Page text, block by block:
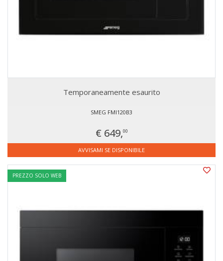
Temporaneamente esaurito
SMEG FMI120B3
€ 649,00
AVVISAMI SE DISPONIBILE
PREZZO SOLO WEB